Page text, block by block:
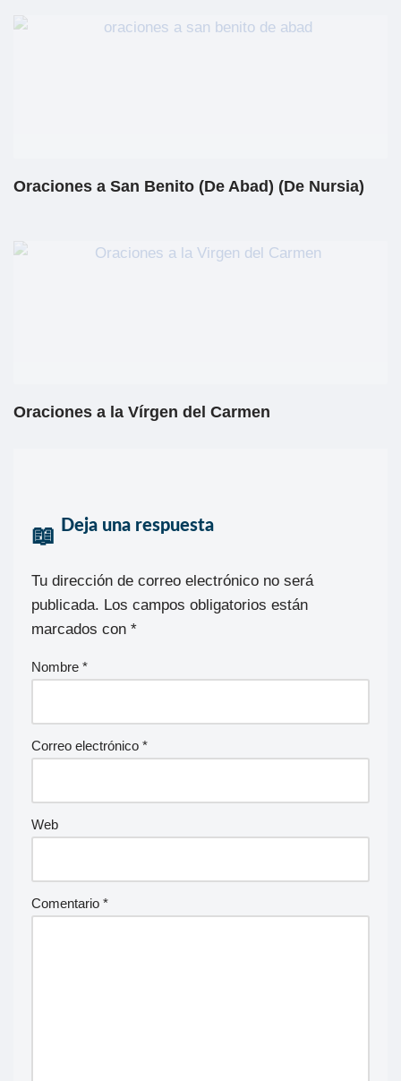
Oraciones a San Benito (De Abad) (De Nursia)
Oraciones a la Vírgen del Carmen
Deja una respuesta
Tu dirección de correo electrónico no será
publicada. Los campos obligatorios están
marcados con *
Nombre *
Correo electrónico *
Web
Comentario *